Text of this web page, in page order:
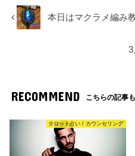
本日はマクラメ編み
3
RECOMMEND こちらの記事
タロット占い / カウンセリング